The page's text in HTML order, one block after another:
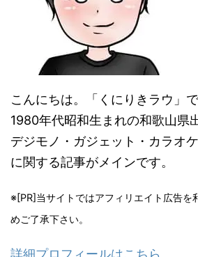
こんにちは。「くにりきラウ」で
1980年代昭和生まれの和歌山県
デジモノ・ガジェット・カラオ
に関する記事がメインです。
※[PR]当サイトではアフィリエイト広告を
めご了承下さい。
詳細プロフィールはこちら